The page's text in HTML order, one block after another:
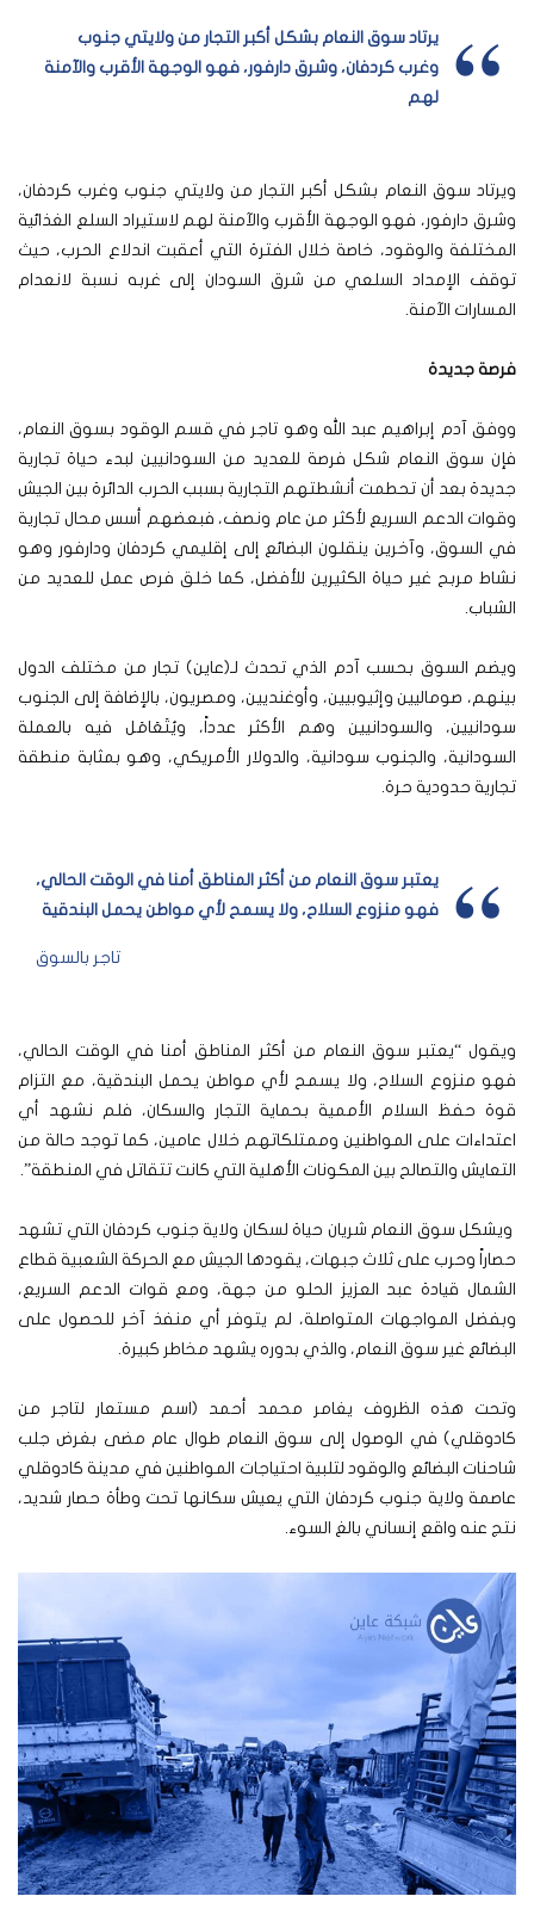
يرتاد سوق النعام بشكل أكبر التجار من ولايتي جنوب
وغرب كردفان، وشرق دارفور، فهو الوجهة الأقرب والآمنة
لهم
ويرتاد سوق النعام بشكل أكبر التجار من ولايتي جنوب وغرب كردفان،
وشرق دارفور، فهو الوجهة الأقرب والآمنة لهم لاستيراد السلع الغذائية
المختلفة والوقود، خاصة خلال الفترة التي أعقبت اندلاع الحرب، حيث
توقف الإمداد السلعي من شرق السودان إلى غربه نسبة لانعدام
المسارات الآمنة.
فرصة جديدة
ووفق آدم إبراهيم عبد الله وهو تاجر في قسم الوقود بسوق النعام،
فإن سوق النعام شكل فرصة للعديد من السودانيين لبدء حياة تجارية
جديدة بعد أن تحطمت أنشطتهم التجارية بسبب الحرب الدائرة بين الجيش
وقوات الدعم السريع لأكثر من عام ونصف، فبعضهم أسس محال تجارية
في السوق، وآخرين ينقلون البضائع إلى إقليمي كردفان ودارفور وهو
نشاط مربح غير حياة الكثيرين للأفضل، كما خلق فرص عمل للعديد من
الشباب.
ويضم السوق بحسب آدم الذي تحدث لـ(عاين) تجار من مختلف الدول
بينهم، صوماليين وإثيوبيين، وأوغنديين، ومصريون، بالإضافة إلى الجنوب
سودانيين، والسودانيين وهم الأكثر عدداً، ويُتَعَامَل فيه بالعملة
السودانية، والجنوب سودانية، والدولار الأمريكي، وهو بمثابة منطقة
تجارية حدودية حرة.
يعتبر سوق النعام من أكثر المناطق أمنا في الوقت الحالي،
فهو منزوع السلاح، ولا يسمح لأي مواطن يحمل البندقية
تاجر بالسوق
ويقول “يعتبر سوق النعام من أكثر المناطق أمنا في الوقت الحالي،
فهو منزوع السلاح، ولا يسمح لأي مواطن يحمل البندقية، مع التزام
قوة حفظ السلام الأممية بحماية التجار والسكان، فلم نشهد أي
اعتداءات على المواطنين وممتلكاتهم خلال عامين، كما توجد حالة من
التعايش والتصالح بين المكونات الأهلية التي كانت تتقاتل في المنطقة”.
ويشكل سوق النعام شريان حياة لسكان ولاية جنوب كردفان التي تشهد
حصاراً وحرب على ثلاث جبهات، يقودها الجيش مع الحركة الشعبية قطاع
الشمال قيادة عبد العزيز الحلو من جهة، ومع قوات الدعم السريع،
وبفضل المواجهات المتواصلة، لم يتوفر أي منفذ آخر للحصول على
البضائع غير سوق النعام، والذي بدوره يشهد مخاطر كبيرة.
وتحت هذه الظروف يغامر محمد أحمد (اسم مستعار لتاجر من
كادوقلي) في الوصول إلى سوق النعام طوال عام مضى بغرض جلب
شاحنات البضائع والوقود لتلبية احتياجات المواطنين في مدينة كادوقلي
عاصمة ولاية جنوب كردفان التي يعيش سكانها تحت وطأة حصار شديد،
نتج عنه واقع إنساني بالغ السوء.